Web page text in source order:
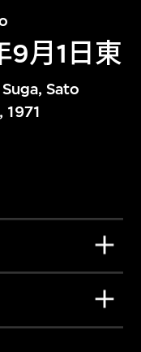
9月1日東
Sato
1971